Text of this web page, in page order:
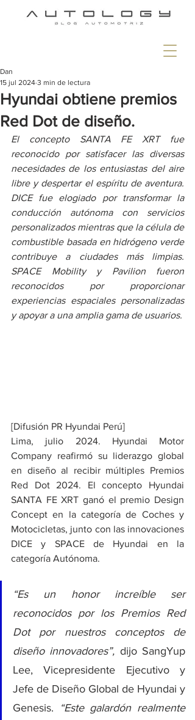
Hyundai obtiene premios
Red Dot de diseño.
Dan
15 jul 2024 3 min de lectura
El concepto SANTA FE XRT fue
reconocido por satisfacer las diversas
necesidades de los entusiastas del aire
libre y despertar el espíritu de aventura.
DICE fue elogiado por transformar la
conducción autónoma con servicios
personalizados mientras que la célula de
combustible basada en hidrógeno verde
contribuye a ciudades más limpias.
SPACE Mobility y Pavilion fueron
reconocidos por proporcionar
experiencias espaciales personalizadas
y apoyar a una amplia gama de usuarios.
[Difusión PR Hyundai Perú]
Lima, julio 2024. Hyundai Motor
Company reafirmó su liderazgo global
en diseño al recibir múltiples Premios
Red Dot 2024. El concepto Hyundai
SANTA FE XRT ganó el premio Design
Concept en la categoría de Coches y
Motocicletas, junto con las innovaciones
DICE y SPACE de Hyundai en la
categoría Autónoma.
“Es un honor increíble ser
reconocidos por los Premios Red
Dot por nuestros conceptos de
diseño innovadores”, dijo SangYup
Lee, Vicepresidente Ejecutivo y
Jefe de Diseño Global de Hyundai y
Genesis.
“Este galardón realmente